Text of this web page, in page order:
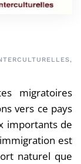
migratoires
vers ce pays
importants de
est
naturel que